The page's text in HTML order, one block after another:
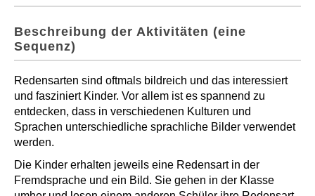
Beschreibung der Aktivitäten (eine
Sequenz)
Redensarten sind oftmals bildreich und das interessiert
und fasziniert Kinder. Vor allem ist es spannend zu
entdecken, dass in verschiedenen Kulturen und
Sprachen unterschiedliche sprachliche Bilder verwendet
werden.
Die Kinder erhalten jeweils eine Redensart in der
Fremdsprache und ein Bild. Sie gehen in der Klasse